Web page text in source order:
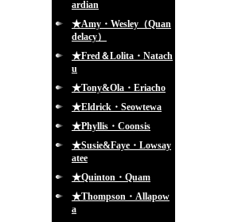
ardian
★Amy・Wesley（Quan
delacy）
★Fred＆Lolita・Natach
u
★Tony&Ola・Eriacho
★Eldrick・Seowtewa
★Phyllis・Coonsis
★Susie&Faye・Lowsay
atee
★Quinton・Quam
★Thompson・Allapow
a